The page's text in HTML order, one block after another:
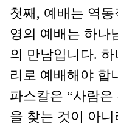
첫째, 예배는 역
영의 예배는 하나
의 만남입니다.
리로 예배해야 합
파스칼은 “사람
을 찾는 것이 아